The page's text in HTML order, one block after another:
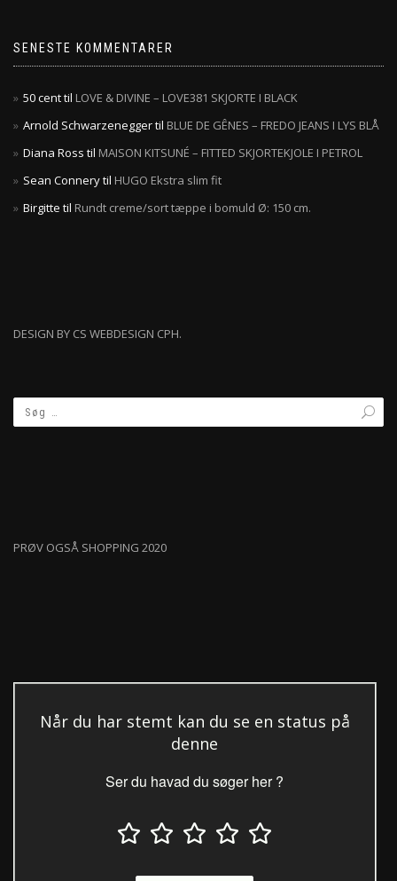
SENESTE KOMMENTARER
50 centtil LOVE & DIVINE – LOVE381 SKJORTE I BLACK
Arnold Schwarzeneggertil BLUE DE GÊNES – FREDO JEANS I LYS BLÅ
Diana Ross til MAISON KITSUNÉ – FITTED SKJORTEKJOLE I PETROL
Sean Connerytil HUGO Ekstra slim fit
Birgitte til Rundt creme/sort tæppe i bomuld Ø: 150 cm.
DESIGN BY CS WEBDESIGN CPH.
PRØV OGSÅ SHOPPING 2020
Når du har stemt kan du se en status på
denne
Ser du havad du søger her ?